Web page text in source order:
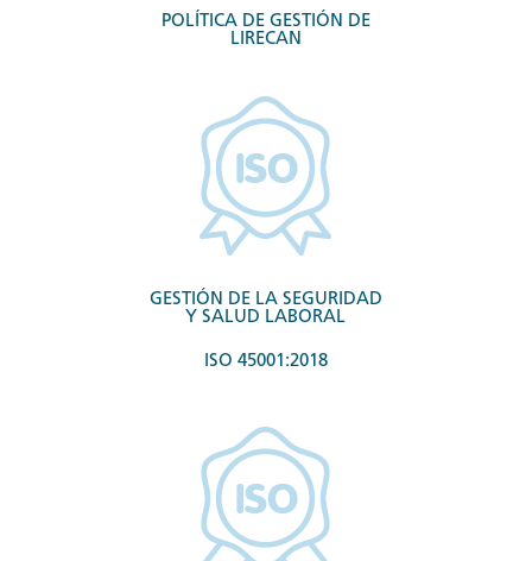
POLÍTICA DE GESTIÓN DE
LIRECAN
GESTIÓN DE LA SEGURIDAD
Y SALUD LABORAL
ISO 45001:2018